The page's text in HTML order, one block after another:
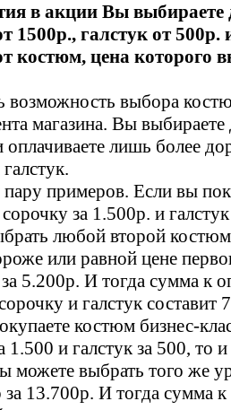
в акции Вы выбираете
1500р., галстук от 500р.
костюм, цена которого
возможность выбора
магазина. Вы
лишь более
примеров. Если вы
за 1.500р. и
любой второй
или равной цене
5.200р. И тогда сумма к
и галстук составит
костюм бизнес-
1.500 и галстук за 500, то
можете выбрать того же
13.700р. И тогда сумма к